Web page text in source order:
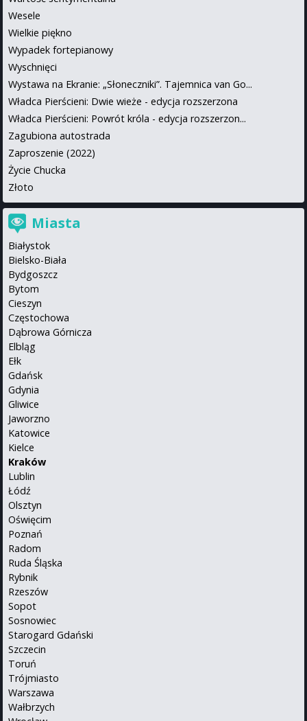
Wesele
Wielkie piękno
Wypadek fortepianowy
Wyschnięci
Wystawa na Ekranie: „Słoneczniki”. Tajemnica van Go...
Władca Pierścieni: Dwie wieże - edycja rozszerzona
Władca Pierścieni: Powrót króla - edycja rozszerzon...
Zagubiona autostrada
Zaproszenie (2022)
Życie Chucka
Złoto
Miasta
Białystok
Bielsko-Biała
Bydgoszcz
Bytom
Cieszyn
Częstochowa
Dąbrowa Górnicza
Elbląg
Ełk
Gdańsk
Gdynia
Gliwice
Jaworzno
Katowice
Kielce
Kraków
Lublin
Łódź
Olsztyn
Oświęcim
Poznań
Radom
Ruda Śląska
Rybnik
Rzeszów
Sopot
Sosnowiec
Starogard Gdański
Szczecin
Toruń
Trójmiasto
Warszawa
Wałbrzych